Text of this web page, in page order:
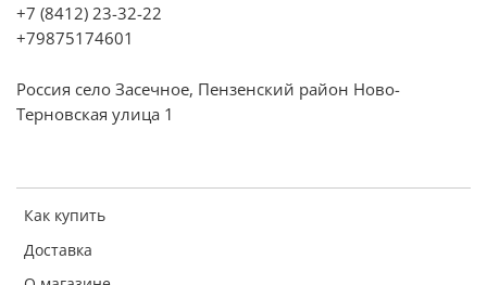
Общая мощность: 1.88 кВт
Как купить
Доставка
+7 (8412) 23-32-22
+79875174601
Россия село Засечное, Пензенский район Ново-
Терновская улица 1